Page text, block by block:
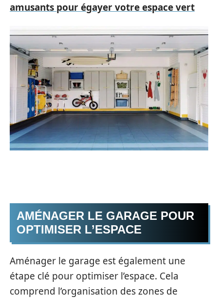
amusants pour égayer votre espace vert
AMÉNAGER LE GARAGE POUR
OPTIMISER L’ESPACE
Aménager le garage est également une
étape clé pour optimiser l’espace. Cela
comprend l’organisation des zones de